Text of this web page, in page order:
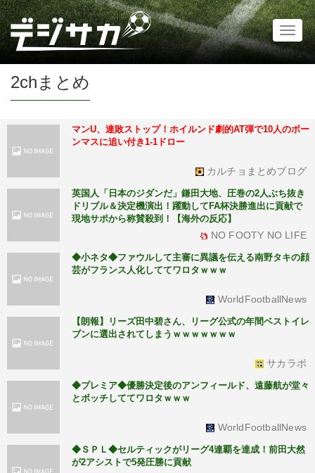
2chまとめ
マンU、連敗ストップ！ホイルンド劇的AT弾で10人のボー
ンマスに追い付き1-1ドロー
カルチョまとめブログ
英国人「日本のジダンだ」鎌田大地、圧巻の2人ぶち抜き
ドリブル＆決定機演出！躍動してFA杯決勝進出に貢献で
現地サポから称賛殺到！【海外の反応】
NO FOOTY NO LIFE
◆小ネタ◆ファウルして主審に異議を伝える南野タキの顔
芸がフランス人化しててワロタｗｗｗ
WorldFootballNews
【朗報】リーズ田中碧さん、リーグ公式の年間ベストイレ
ブンに選出されてしまうｗｗｗｗｗｗｗ
サカラボ
◆プレミア◆優勝決定後のアンフィールド、遠藤航が堂々
とボッチしててワロタｗｗｗ
WorldFootballNews
◆ＳＰＬ◆セルティックがリーグ4連覇を達成！前田大然
が2アシストで5発圧勝に貢献